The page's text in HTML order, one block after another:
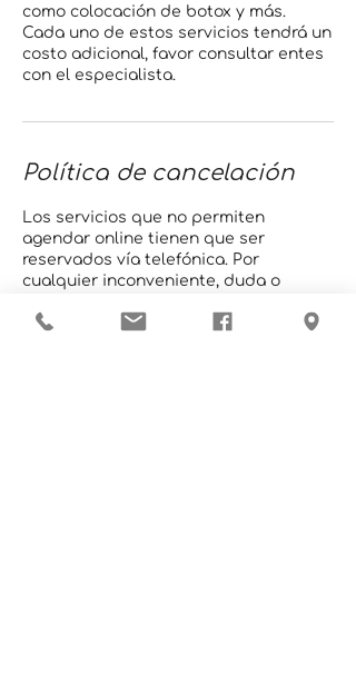
como colocación de botox y más.
Cada uno de estos servicios tendrá un
costo adicional, favor consultar entes
con el especialista.
Política de cancelación
Los servicios que no permiten
agendar online tienen que ser
reservados vía telefónica. Por
cualquier inconveniente, duda o
con nosotros.